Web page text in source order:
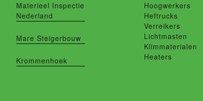
Hoogwerkers
Heftrucks
Verreikers
Lichtmasten
Klimmaterialen
Heaters
Materieel Inspectie
Nederland
Mare Steigerbouw
Krommenhoek